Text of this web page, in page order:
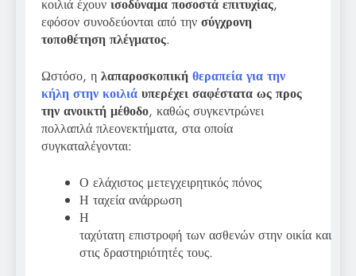
κοιλιά έχουν ισοδύναμα ποσοστά επιτυχίας,
εφόσον συνοδεύονται από την σύγχρονη
τοποθέτηση πλέγματος.
Ωστόσο, η λαπαροσκοπική θεραπεία για την
κήλη στην κοιλιά υπερέχει σαφέστατα ως προς
την ανοικτή μέθοδο, καθώς συγκεντρώνει
πολλαπλά πλεονεκτήματα, στα οποία
συγκαταλέγονται:
Ο ελάχιστος μετεγχειρητικός πόνος
Η ταχεία ανάρρωση
Η
ταχύτατη επιστροφή των ασθενών στην οικία και
στις δραστηριότητές τους.